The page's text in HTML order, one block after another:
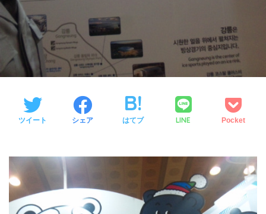
ツイート シェア はてブ LINE Pocket